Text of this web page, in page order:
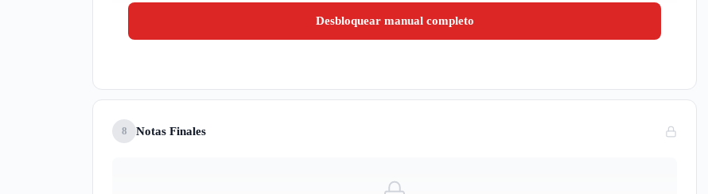
Desbloquear manual completo
8 Notas Finales